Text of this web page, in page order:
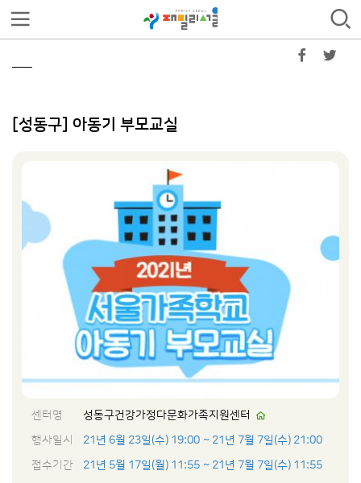
[성동구] 아동기 부모교실
센터명
성동구건강가정다문화가족지원센터
행사일시
21년 6월 23일(수) 19:00 ~ 21년 7월 7일(수) 21:00
접수기간
21년 5월 17일(월) 11:55 ~ 21년 7월 7일(수) 11:55